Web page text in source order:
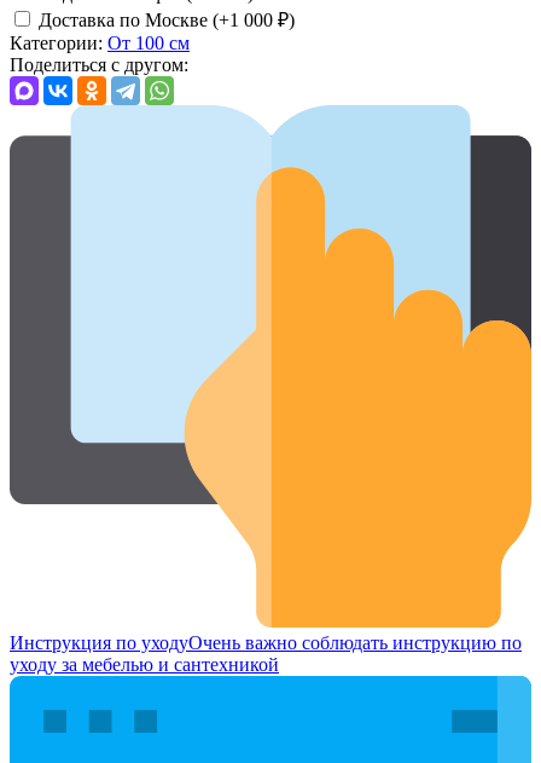
Доставка по Москве (+1 000 ₽)
Категории: От 100 см
Поделиться с другом:
Инструкция по уходуОчень важно соблюдать инструкцию по
уходу за мебелью и сантехникой